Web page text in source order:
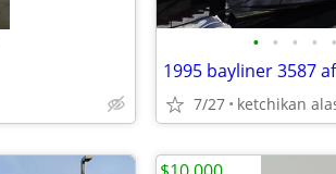
• • • • •
1995 bayliner 3587
7/27 ketchikan